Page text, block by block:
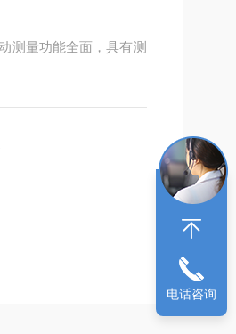
测量功能全面，具有测
电话咨询